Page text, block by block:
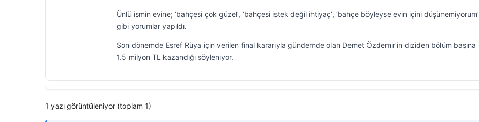
Ünlü ismin evine; ‘bahçesi çok güzel’, ‘bahçesi istek değil ihtiyaç’, ‘bahçe böyleyse evin içini düşünemiyorum’
gibi yorumlar yapıldı.
Son dönemde Eşref Rüya için verilen final kararıyla gündemde olan Demet Özdemir’in diziden bölüm başına
1.5 milyon TL kazandığı söyleniyor.
1 yazı görüntüleniyor (toplam 1)